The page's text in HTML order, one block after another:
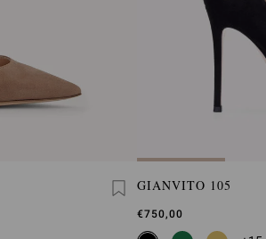
GIANVITO 105
€750,00